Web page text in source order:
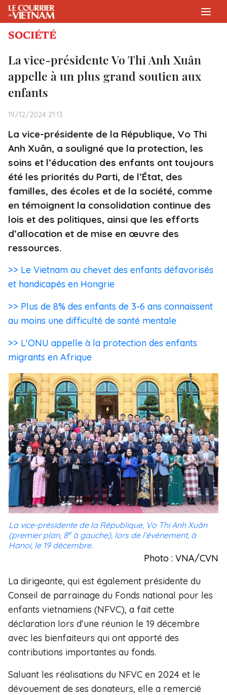
SOCIÉTÉ
La vice-présidente Vo Thi Anh Xuân
appelle à un plus grand soutien aux
enfants
19/12/2024 21:13
La vice-présidente de la République, Vo Thi
Anh Xuân, a souligné que la protection, les
soins et l’éducation des enfants ont toujours
été les priorités du Parti, de l’État, des
familles, des écoles et de la société, comme
en témoignent la consolidation continue des
lois et des politiques, ainsi que les efforts
d’allocation et de mise en œuvre des
ressources.
>> Le Vietnam au chevet des enfants défavorisés
et handicapés en Hongrie
>> Plus de 8% des enfants de 3-6 ans connaissent
au moins une difficulté de santé mentale
>> L'ONU appelle à la protection des enfants
migrants en Afrique
La vice-présidente de la République, Vo Thi Anh Xuân
(premier plan, 8e à gauche), lors de l’événement, à
Hanoi, le 19 décembre.
Photo : VNA/CVN
La dirigeante, qui est également présidente du
Conseil de parrainage du Fonds national pour les
enfants vietnamiens (NFVC), a fait cette
déclaration lors d’une réunion le 19 décembre
avec les bienfaiteurs qui ont apporté des
contributions importantes au fonds.
Saluant les réalisations du NFVC en 2024 et le
dévouement de ses donateurs, elle a remercié